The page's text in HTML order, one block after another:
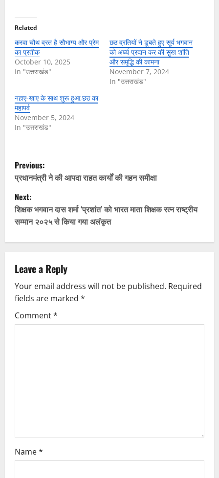
Related
करवा चौथ व्रत है सौभाग्य और प्रेम
का प्रतीक
October 10, 2025
In "उत्तराखंड"
छठ व्रतियों ने डूबते हुए सूर्य भगवान
को अर्घ्य प्रदान कर की सुख शांति
और समृद्धि की कामना
November 7, 2024
In "उत्तराखंड"
नहाए-खाए के साथ शुरू हुआ,छठ का
महापर्व
November 5, 2024
In "उत्तराखंड"
P
o
s
t
n
a
v
i
g
Previous:
प्रधानमंत्री ने की आपदा राहत कार्यों की गहन समीक्षा
Next:
शिक्षक भगवान दास शर्मा ‘प्रशांत’ को भारत माता शिक्षक रत्न राष्ट्रीय
सम्मान २०२५ से किया गया अलंकृत
Leave a Reply
Your email address will not be published. Required
fields are marked *
Comment*
Name*